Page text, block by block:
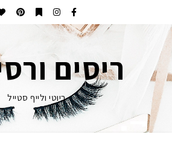
ריסים
ביוטי ולייף סטייל